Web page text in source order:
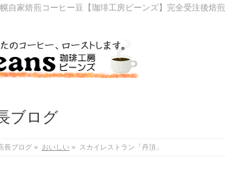
自家焙煎コーヒー豆【珈琲工房ビーンズ】完全受注後焙
ブログ
店長ブログ » おいしい » スカイレストラン「丹頂」